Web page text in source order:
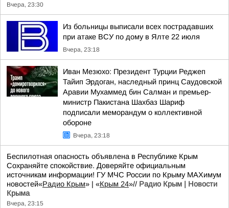
Вчера, 23:30
Из больницы выписали всех пострадавших
при атаке ВСУ по дому в Ялте 22 июля
Вчера, 23:18
Иван Мезюхо: Президент Турции Реджеп
Тайип Эрдоган, наследный принц Саудовской
Аравии Мухаммед бин Салман и премьер-
министр Пакистана Шахбаз Шариф
подписали меморандум о коллективной
обороне
Вчера, 23:18
Беспилотная опасность объявлена в Республике Крым
Сохраняйте спокойствие. Доверяйте официальным
источникам информации! ГУ МЧС России по Крыму MAXимум
новостей«Радио Крым» | «Крым 24»// Радио Крым | Новости
Крыма
Вчера, 23:15